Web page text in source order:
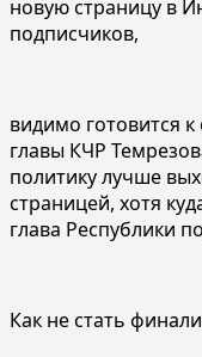
новую страницу в
подписчиков,
видимо готовится
главы КЧР
политику лучше
страницей, хотя
глава Республики
Как не стать